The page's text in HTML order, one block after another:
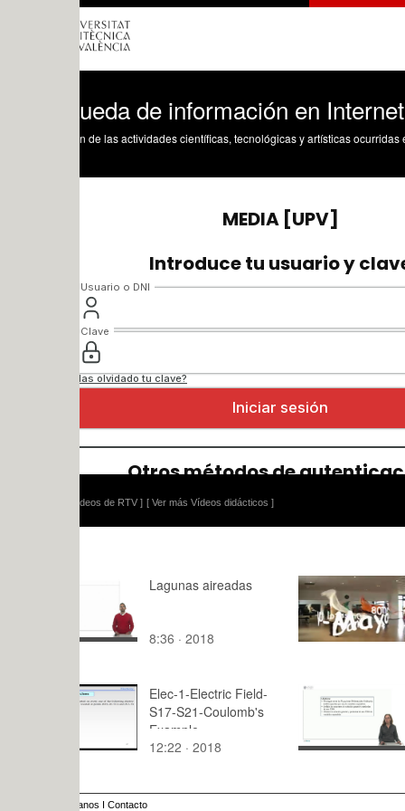
de información en Internet.
de las actividades científicas, tecnológicas y artísticas ocurridas en los tres
[ Ver más Vídeos didácticos ]
Lagunas aireadas
8:36 · 2018
Danza
5:10 · 2014
Elec-1-Electric Field-
S17-S21-Coulomb's
12:22 · 2018
Variables
10:24 ·